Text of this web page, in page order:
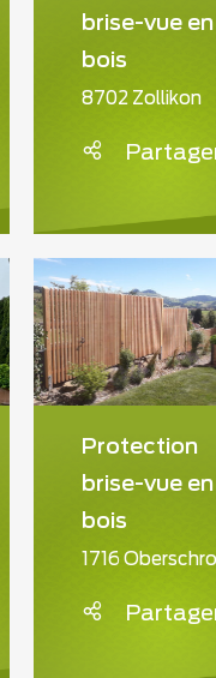
brise-vue en
bois
8702 Zollikon
Protection
brise-vue en
bois
1716